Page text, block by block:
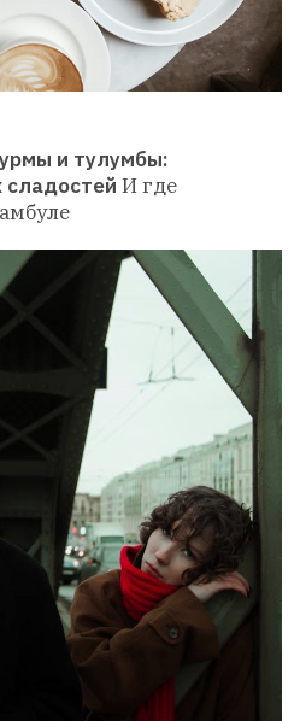
и тулумбы:
сладостей И где